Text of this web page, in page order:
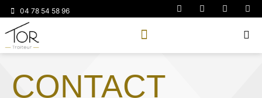
04 78 54 58 96
CONTACT